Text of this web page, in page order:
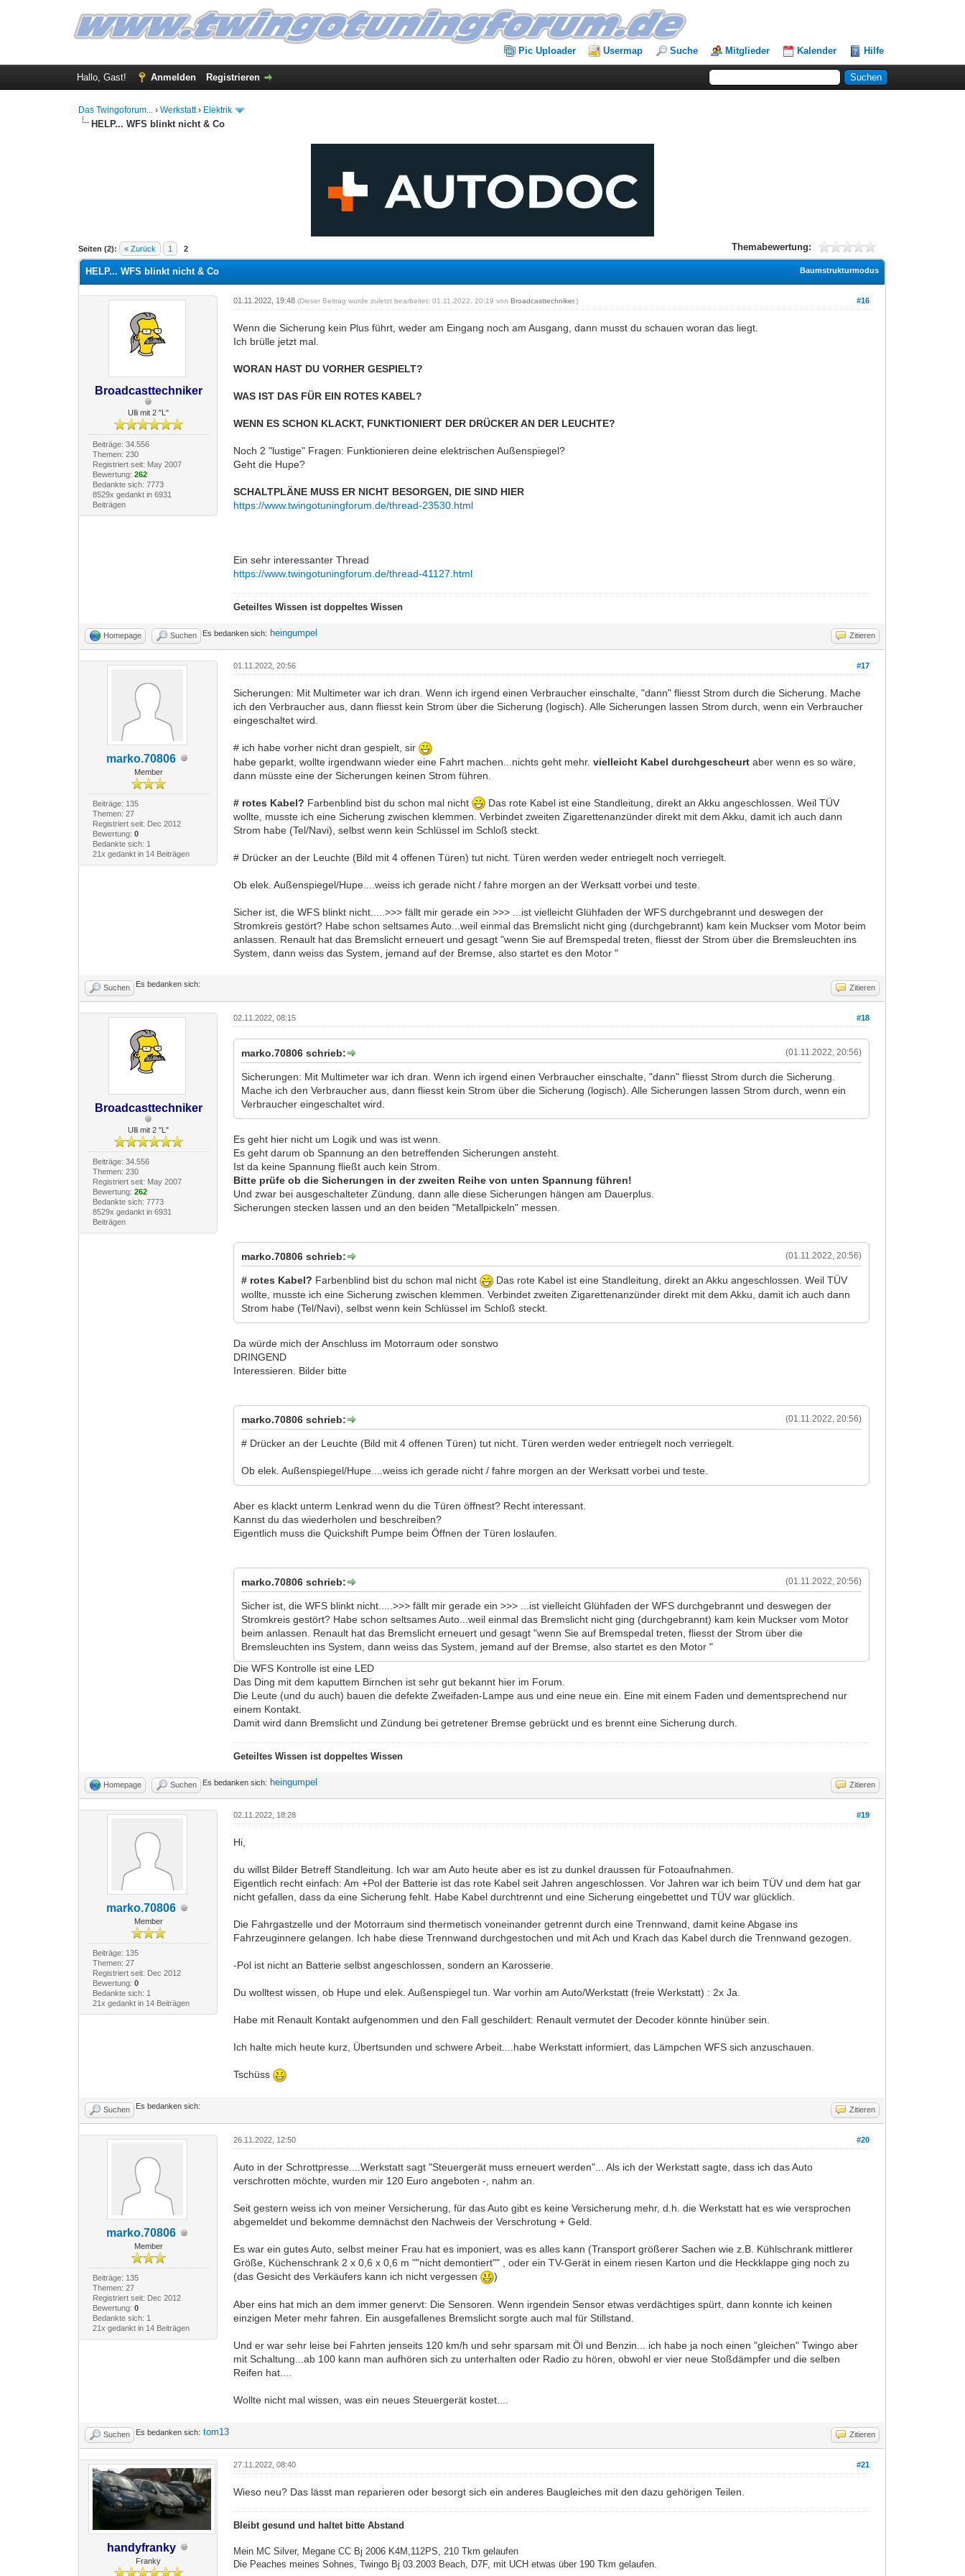
Pic Uploader Usermap Suche Mitglieder Kalender Hilfe
Hallo, Gast! Anmelden Registrieren
Das Twingoforum... ›Werkstatt› Elektrik
HELP... WFS blinkt nicht & Co
Seiten (2): « Zurück 1 2 Themabewertung:
0 Bewertung(en) - 0 im Durchschnitt
1
2
3
4
5
Baumstrukturmodus
HELP... WFS blinkt nicht & Co
Broadcasttechniker
Ulli mit 2 "L"
Beiträge: 34.556
Themen: 230
Registriert seit: May 2007
Bewertung: 262
Bedankte sich: 7773
8529x gedankt in 6931
Beiträgen
#16
01.11.2022, 19:48(Dieser Beitrag wurde zuletzt bearbeitet: 01.11.2022, 20:19 vonBroadcasttechniker.)
Wenn die Sicherung kein Plus führt, weder am Eingang noch am Ausgang, dann musst du schauen woran das liegt.
Ich brülle jetzt mal.
WORAN HAST DU VORHER GESPIELT?
WAS IST DAS FÜR EIN ROTES KABEL?
WENN ES SCHON KLACKT, FUNKTIONIERT DER DRÜCKER AN DER LEUCHTE?
Noch 2 "lustige" Fragen: Funktionieren deine elektrischen Außenspiegel?
Geht die Hupe?
SCHALTPLÄNE MUSS ER NICHT BESORGEN, DIE SIND HIER
https://www.twingotuningforum.de/thread-23530.html
Ein sehr interessanter Thread
https://www.twingotuningforum.de/thread-41127.html
Geteiltes Wissen ist doppeltes Wissen
Homepage Suchen Zitieren
Es bedanken sich: heingumpel
marko.70806
Member
Beiträge: 135
Themen: 27
Registriert seit: Dec 2012
Bewertung: 0
Bedankte sich: 1
21x gedankt in 14 Beiträgen
#17
01.11.2022, 20:56
Sicherungen: Mit Multimeter war ich dran. Wenn ich irgend einen Verbraucher einschalte, "dann" fliesst Strom durch die Sicherung. Mache
ich den Verbraucher aus, dann fliesst kein Strom über die Sicherung (logisch). Alle Sicherungen lassen Strom durch, wenn ein Verbraucher
eingeschaltet wird.
# ich habe vorher nicht dran gespielt, sir
habe geparkt, wollte irgendwann wieder eine Fahrt machen...nichts geht mehr.vielleicht Kabel durchgescheurt aber wenn es so wäre,
dann müsste eine der Sicherungen keinen Strom führen.
# rotes Kabel? Farbenblind bist du schon mal nicht
Das rote Kabel ist eine Standleitung, direkt an Akku angeschlossen. Weil TÜV
wollte, musste ich eine Sicherung zwischen klemmen. Verbindet zweiten Zigarettenanzünder direkt mit dem Akku, damit ich auch dann
Strom habe (Tel/Navi), selbst wenn kein Schlüssel im Schloß steckt.
# Drücker an der Leuchte (Bild mit 4 offenen Türen) tut nicht. Türen werden weder entriegelt noch verriegelt.
Ob elek. Außenspiegel/Hupe....weiss ich gerade nicht / fahre morgen an der Werksatt vorbei und teste.
Sicher ist, die WFS blinkt nicht.....>>> fällt mir gerade ein >>> ...ist vielleicht Glühfaden der WFS durchgebrannt und deswegen der
Stromkreis gestört? Habe schon seltsames Auto...weil einmal das Bremslicht nicht ging (durchgebrannt) kam kein Muckser vom Motor beim
anlassen. Renault hat das Bremslicht erneuert und gesagt "wenn Sie auf Bremspedal treten, fliesst der Strom über die Bremsleuchten ins
System, dann weiss das System, jemand auf der Bremse, also startet es den Motor "
Suchen Zitieren
Es bedanken sich:
Broadcasttechniker
Ulli mit 2 "L"
Beiträge: 34.556
Themen: 230
Registriert seit: May 2007
Bewertung: 262
Bedankte sich: 7773
8529x gedankt in 6931
Beiträgen
#18
02.11.2022, 08:15
(01.11.2022, 20:56)
marko.70806 schrieb:
Sicherungen: Mit Multimeter war ich dran. Wenn ich irgend einen Verbraucher einschalte, "dann" fliesst Strom durch die Sicherung.
Mache ich den Verbraucher aus, dann fliesst kein Strom über die Sicherung (logisch). Alle Sicherungen lassen Strom durch, wenn ein
Verbraucher eingeschaltet wird.
Es geht hier nicht um Logik und was ist wenn.
Es geht darum ob Spannung an den betreffenden Sicherungen ansteht.
Ist da keine Spannung fließt auch kein Strom.
Bitte prüfe ob die Sicherungen in der zweiten Reihe von unten Spannung führen!
Und zwar bei ausgeschalteter Zündung, dann alle diese Sicherungen hängen am Dauerplus.
Sicherungen stecken lassen und an den beiden "Metallpickeln" messen.
(01.11.2022, 20:56)
marko.70806 schrieb:
# rotes Kabel? Farbenblind bist du schon mal nicht
Das rote Kabel ist eine Standleitung, direkt an Akku angeschlossen. Weil TÜV
wollte, musste ich eine Sicherung zwischen klemmen. Verbindet zweiten Zigarettenanzünder direkt mit dem Akku, damit ich auch dann
Strom habe (Tel/Navi), selbst wenn kein Schlüssel im Schloß steckt.
Da würde mich der Anschluss im Motorraum oder sonstwo
DRINGEND
Interessieren. Bilder bitte
(01.11.2022, 20:56)
marko.70806 schrieb:
# Drücker an der Leuchte (Bild mit 4 offenen Türen) tut nicht. Türen werden weder entriegelt noch verriegelt.
Ob elek. Außenspiegel/Hupe....weiss ich gerade nicht / fahre morgen an der Werksatt vorbei und teste.
Aber es klackt unterm Lenkrad wenn du die Türen öffnest? Recht interessant.
Kannst du das wiederholen und beschreiben?
Eigentlich muss die Quickshift Pumpe beim Öffnen der Türen loslaufen.
(01.11.2022, 20:56)
marko.70806 schrieb:
Sicher ist, die WFS blinkt nicht.....>>> fällt mir gerade ein >>> ...ist vielleicht Glühfaden der WFS durchgebrannt und deswegen der
Stromkreis gestört? Habe schon seltsames Auto...weil einmal das Bremslicht nicht ging (durchgebrannt) kam kein Muckser vom Motor
beim anlassen. Renault hat das Bremslicht erneuert und gesagt "wenn Sie auf Bremspedal treten, fliesst der Strom über die
Bremsleuchten ins System, dann weiss das System, jemand auf der Bremse, also startet es den Motor "
Die WFS Kontrolle ist eine LED
Das Ding mit dem kaputtem Birnchen ist sehr gut bekannt hier im Forum.
Die Leute (und du auch) bauen die defekte Zweifaden-Lampe aus und eine neue ein. Eine mit einem Faden und dementsprechend nur
einem Kontakt.
Damit wird dann Bremslicht und Zündung bei getretener Bremse gebrückt und es brennt eine Sicherung durch.
Geteiltes Wissen ist doppeltes Wissen
Homepage Suchen Zitieren
Es bedanken sich: heingumpel
marko.70806
Member
Beiträge: 135
Themen: 27
Registriert seit: Dec 2012
Bewertung: 0
Bedankte sich: 1
21x gedankt in 14 Beiträgen
#19
02.11.2022, 18:28
Hi,
du willst Bilder Betreff Standleitung. Ich war am Auto heute aber es ist zu dunkel draussen für Fotoaufnahmen.
Eigentlich recht einfach: Am +Pol der Batterie ist das rote Kabel seit Jahren angeschlossen. Vor Jahren war ich beim TÜV und dem hat gar
nicht gefallen, dass da eine Sicherung fehlt. Habe Kabel durchtrennt und eine Sicherung eingebettet und TÜV war glücklich.
Die Fahrgastzelle und der Motorraum sind thermetisch voneinander getrennt durch eine Trennwand, damit keine Abgase ins
Fahrzeuginnere gelangen. Ich habe diese Trennwand durchgestochen und mit Ach und Krach das Kabel durch die Trennwand gezogen.
-Pol ist nicht an Batterie selbst angeschlossen, sondern an Karosserie.
Du wolltest wissen, ob Hupe und elek. Außenspiegel tun. War vorhin am Auto/Werkstatt (freie Werkstatt) : 2x Ja.
Habe mit Renault Kontakt aufgenommen und den Fall geschildert: Renault vermutet der Decoder könnte hinüber sein.
Ich halte mich heute kurz, Übertsunden und schwere Arbeit....habe Werkstatt informiert, das Lämpchen WFS sich anzuschauen.
Tschüss
Suchen Zitieren
Es bedanken sich:
marko.70806
Member
Beiträge: 135
Themen: 27
Registriert seit: Dec 2012
Bewertung: 0
Bedankte sich: 1
21x gedankt in 14 Beiträgen
#20
26.11.2022, 12:50
Auto in der Schrottpresse....Werkstatt sagt "Steuergerät muss erneuert werden"... Als ich der Werkstatt sagte, dass ich das Auto
verschrotten möchte, wurden mir 120 Euro angeboten -, nahm an.
Seit gestern weiss ich von meiner Versicherung, für das Auto gibt es keine Versicherung mehr, d.h. die Werkstatt hat es wie versprochen
abgemeldet und bekomme demnächst den Nachweis der Verschrotung + Geld.
Es war ein gutes Auto, selbst meiner Frau hat es imponiert, was es alles kann (Transport größerer Sachen wie z.B. Kühlschrank mittlerer
Größe, Küchenschrank 2 x 0,6 x 0,6 m ""nicht demontiert"" , oder ein TV-Gerät in einem riesen Karton und die Heckklappe ging noch zu
(das Gesicht des Verkäufers kann ich nicht vergessen
)
Aber eins hat mich an dem immer genervt: Die Sensoren. Wenn irgendein Sensor etwas verdächtiges spürt, dann konnte ich keinen
einzigen Meter mehr fahren. Ein ausgefallenes Bremslicht sorgte auch mal für Stillstand.
Und er war sehr leise bei Fahrten jenseits 120 km/h und sehr sparsam mit Öl und Benzin... ich habe ja noch einen "gleichen" Twingo aber
mit Schaltung...ab 100 kann man aufhören sich zu unterhalten oder Radio zu hören, obwohl er vier neue Stoßdämpfer und die selben
Reifen hat....
Wollte nicht mal wissen, was ein neues Steuergerät kostet....
Suchen Zitieren
Es bedanken sich: tom13
handyfranky
Franky
#21
27.11.2022, 08:40
Wieso neu? Das lässt man reparieren oder besorgt sich ein anderes Baugleiches mit den dazu gehörigen Teilen.
Bleibt gesund und haltet bitte Abstand
Mein MC Silver, Megane CC Bj 2006 K4M,112PS, 210 Tkm gelaufen
Die Peaches meines Sohnes, Twingo Bj 03.2003 Beach, D7F, mit UCH etwas über 190 Tkm gelaufen.